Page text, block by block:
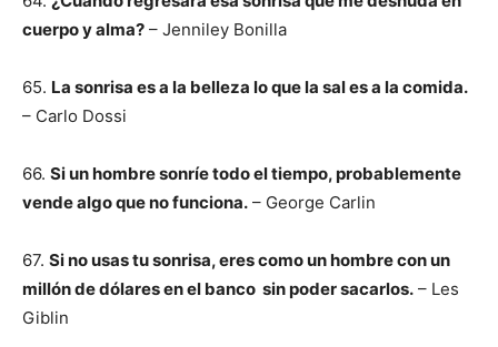
cuerpo y alma? – Jenniley Bonilla
65. La sonrisa es a la belleza lo que la sal es a la comida.
– Carlo Dossi
66. Si un hombre sonríe todo el tiempo, probablemente
vende algo que no funciona. – George Carlin
67. Si no usas tu sonrisa, eres como un hombre con un
millón de dólares en el banco sin poder sacarlos. – Les
Giblin